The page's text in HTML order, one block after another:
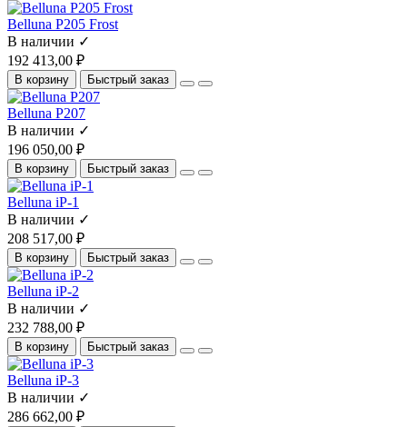
Belluna P205 Frost
В наличии ✓
192 413,00 ₽
В корзину Быстрый заказ
Belluna P207
В наличии ✓
196 050,00 ₽
В корзину Быстрый заказ
Belluna iP-1
В наличии ✓
208 517,00 ₽
В корзину Быстрый заказ
Belluna iP-2
В наличии ✓
232 788,00 ₽
В корзину Быстрый заказ
Belluna iP-3
В наличии ✓
286 662,00 ₽